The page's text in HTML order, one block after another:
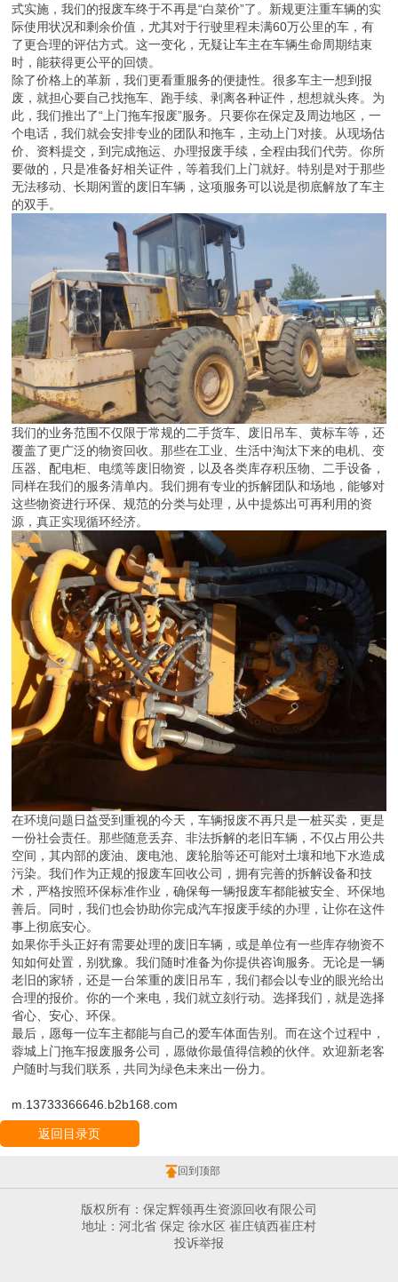
式实施，我们的报废车终于不再是“白菜价”了。新规更注重车辆的实
际使用状况和剩余价值，尤其对于行驶里程未满60万公里的车，有
了更合理的评估方式。这一变化，无疑让车主在车辆生命周期结束
时，能获得更公平的回馈。
除了价格上的革新，我们更看重服务的便捷性。很多车主一想到报
废，就担心要自己找拖车、跑手续、剥离各种证件，想想就头疼。为
此，我们推出了“上门拖车报废”服务。只要你在保定及周边地区，一
个电话，我们就会安排专业的团队和拖车，主动上门对接。从现场估
价、资料提交，到完成拖运、办理报废手续，全程由我们代劳。你所
要做的，只是准备好相关证件，等着我们上门就好。特别是对于那些
无法移动、长期闲置的废旧车辆，这项服务可以说是彻底解放了车主
的双手。
我们的业务范围不仅限于常规的二手货车、废旧吊车、黄标车等，还
覆盖了更广泛的物资回收。那些在工业、生活中淘汰下来的电机、变
压器、配电柜、电缆等废旧物资，以及各类库存积压物、二手设备，
同样在我们的服务清单内。我们拥有专业的拆解团队和场地，能够对
这些物资进行环保、规范的分类与处理，从中提炼出可再利用的资
源，真正实现循环经济。
在环境问题日益受到重视的今天，车辆报废不再只是一桩买卖，更是
一份社会责任。那些随意丢弃、非法拆解的老旧车辆，不仅占用公共
空间，其内部的废油、废电池、废轮胎等还可能对土壤和地下水造成
污染。我们作为正规的报废车回收公司，拥有完善的拆解设备和技
术，严格按照环保标准作业，确保每一辆报废车都能被安全、环保地
善后。同时，我们也会协助你完成汽车报废手续的办理，让你在这件
事上彻底安心。
如果你手头正好有需要处理的废旧车辆，或是单位有一些库存物资不
知如何处置，别犹豫。我们随时准备为你提供咨询服务。无论是一辆
老旧的家轿，还是一台笨重的废旧吊车，我们都会以专业的眼光给出
合理的报价。你的一个来电，我们就立刻行动。选择我们，就是选择
省心、安心、环保。
最后，愿每一位车主都能与自己的爱车体面告别。而在这个过程中，
蓉城上门拖车报废服务公司，愿做你最值得信赖的伙伴。欢迎新老客
户随时与我们联系，共同为绿色未来出一份力。
m.13733366646.b2b168.com
返回目录页
回到顶部
版权所有：保定辉领再生资源回收有限公司
地址：河北省 保定 徐水区 崔庄镇西崔庄村
投诉举报